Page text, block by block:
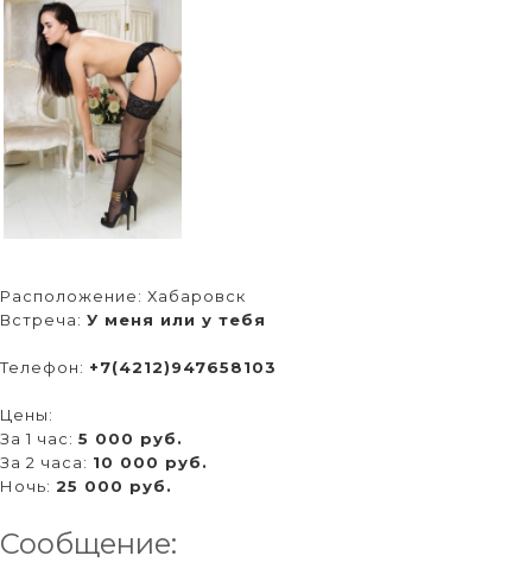
Расположение: Хабаровск
Встреча: У меня или у тебя
Телефон: +7(4212)947658103
Цены:
За 1 час: 5 000 руб.
За 2 часа: 10 000 руб.
Ночь: 25 000 руб.
Сообщение: